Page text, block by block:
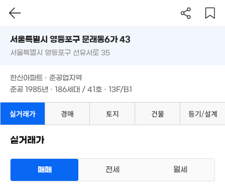
억
7.8억
57m²
필터 매물 탐색
서울시 영등포구 문래동6가 43
준공 1985년 · 186세대 / 41호 · 13F/B1
서울특별시 영등포구 문래동6가 43
서울특별시 영등포구 선유서로 35
한신아파트 · 준공업지역
준공 1985년 · 186세대 / 41호 · 13F/B1
실거래가 경매 토지 건물 등기/설계
실거래가
매매 전세 월세